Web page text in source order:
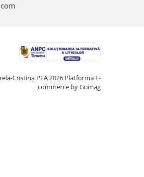
Cristina PFA 2026 Platforma E-
commerce by Gomag